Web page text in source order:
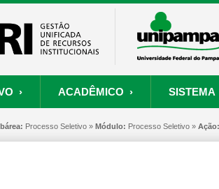
›
RECURSOS HUMANOS PROCESSOS
ACADÊMICO ›
PROJETOS
SISTEMA
Processo Seletivo » Módulo: Processo Seletivo »